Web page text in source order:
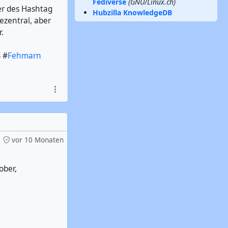
des Hashtag
aber
#Fehmarn
vor 10 Monaten
Hubzilla KnowledgeDB